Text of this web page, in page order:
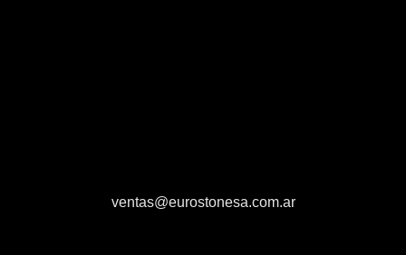
ventas@eurostonesa.com.ar